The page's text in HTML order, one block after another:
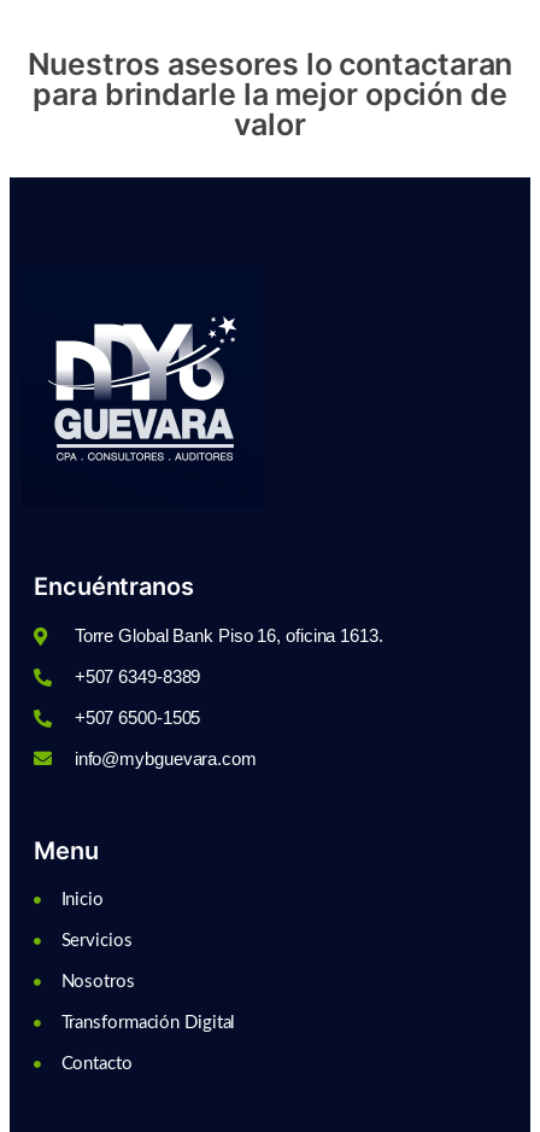
Nuestros asesores lo contactaran
para brindarle la mejor opción de
valor
Encuéntranos
Torre Global Bank Piso 16, oficina 1613.
+507 6349-8389
+507 6500-1505
info@mybguevara.com
Menu
Inicio
Servicios
Nosotros
Transformación Digital
Contacto